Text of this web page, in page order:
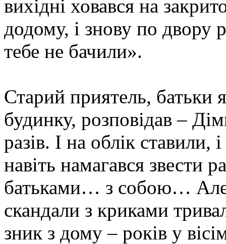
вихідні ховався на
додому, і знову по двору
тебе не бачили».
Старий приятель, батьки
будинку, розповідав –
разів. І на облік ставили,
навіть намагався звести
батьками… з собою…
скандали з криками
зник з дому – років у